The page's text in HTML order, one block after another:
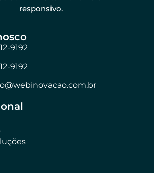
responsivo.
9192
9192